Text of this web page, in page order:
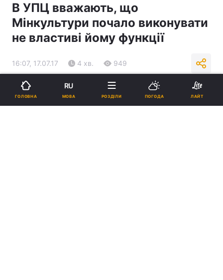
В УПЦ вважають, що
Мінкультури почало виконувати
не властиві йому функції
16:07, 17.07.17 4 хв. 949
Підпишіться на нас в Google
ГОЛОВНА
RU
МОВА РОЗДІЛИ ПОГОДА ЛАЙТ